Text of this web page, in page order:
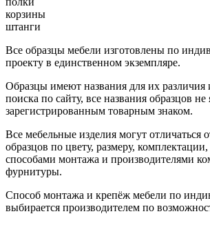
корзины
штанги
Все образцы мебели изготовлены по
проекту в единственном экземпляре.
Образцы имеют названия для их различия
поиска по сайту, все названия образцов не
зарегистрированным товарным знаком.
Все мебельные изделия могут отличаться
образцов по цвету, размеру,
способами монтажа и производителями
фурнитуры.
Способ монтажа и крепёж мебели по
выбирается производителем по